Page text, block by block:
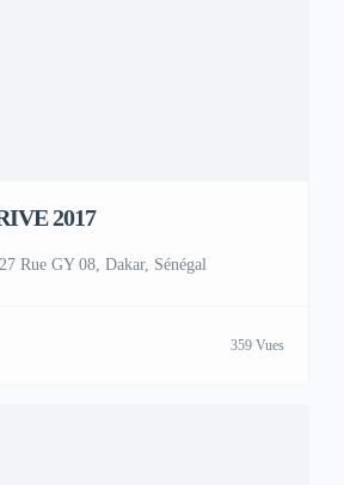
2017
Rue GY 08, Dakar, Sénégal
359 Vues